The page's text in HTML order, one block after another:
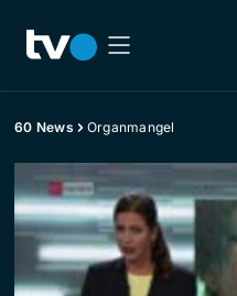
60 News Organmangel